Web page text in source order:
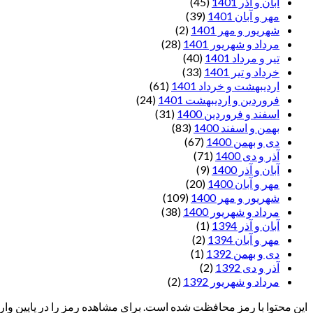
مهر و آبان 1401
(39)
شهریور و مهر 1401
(2)
مرداد و شهریور 1401
(28)
تیر و مرداد 1401
(40)
خرداد و تیر 1401
(33)
اردیبهشت و خرداد 1401
(61)
فروردین و اردیبهشت 1401
(24)
اسفند و فروردین 1400
(31)
بهمن و اسفند 1400
(83)
دی و بهمن 1400
(67)
آذر و دی 1400
(71)
آبان و آذر 1400
(9)
مهر و آبان 1400
(20)
شهریور و مهر 1400
(109)
مرداد و شهریور 1400
(38)
آبان و آذر 1394
(1)
مهر و آبان 1394
(2)
دی و بهمن 1392
(1)
آذر و دی 1392
(2)
مرداد و شهریور 1392
(2)
این محتوا با رمز محافظت شده است. برای مشاهده رمز را در پایین